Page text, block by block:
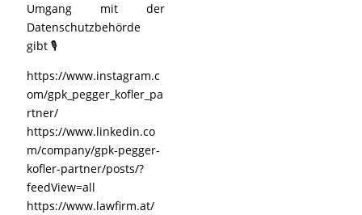
Umgang mit der
Datenschutzbehörde
gibt 🎙️
https://www.instagram.c
om/gpk_pegger_kofler_pa
rtner/
https://www.linkedin.co
m/company/gpk-pegger-
kofler-partner/posts/?
feedView=all
https://www.lawfirm.at/